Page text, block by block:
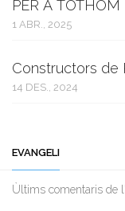
PER A TOTHOM
1 ABR., 2025
Constructors de
14 DES., 2024
EVANGELI
Ùltims comentaris de